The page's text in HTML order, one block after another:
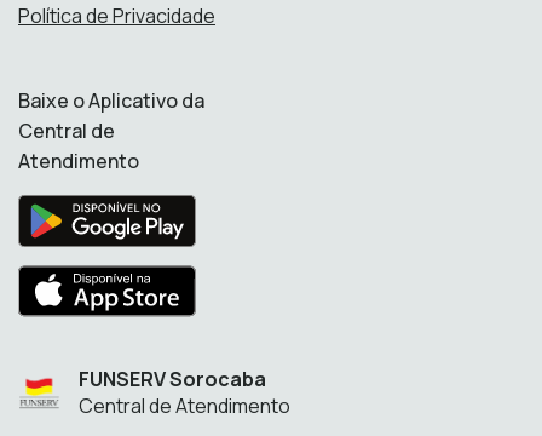
Política de Privacidade
Baixe o Aplicativo da
Central de
Atendimento
FUNSERV Sorocaba
Central de Atendimento